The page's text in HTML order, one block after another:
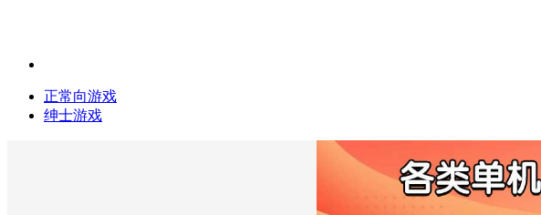
正常向游戏
绅士游戏